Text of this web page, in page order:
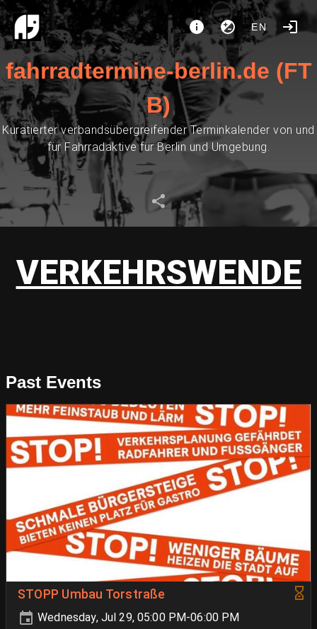
EN
fahrradtermine-berlin.de (FT
B)
Kuratierter verbandsübergreifender Terminkalender von und
für Fahrradaktive für Berlin und Umgebung.
VERKEHRSWENDE
Past Events
STOPP Umbau Torstraße
Wednesday, Jul 29, 05:00 PM-06:00 PM